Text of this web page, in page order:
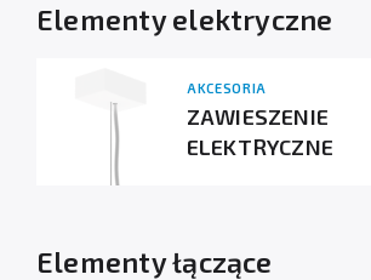
Elementy elektryczne
AKCESORIA
ZAWIESZENIE
ELEKTRYCZNE
Elementy łączące